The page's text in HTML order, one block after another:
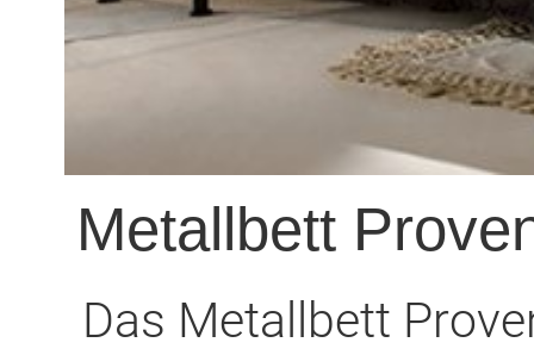
Metallbett
Das Metallbett